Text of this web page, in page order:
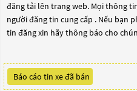
đăng tải lên trang web. Mọi thông
người đăng tin cung cấp . Nếu bạn
tin đăng xin hãy thông báo cho
Báo cáo tin xe đã bán